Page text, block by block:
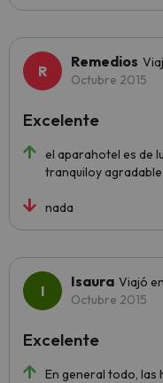
Remedios
Octubre 2015
el aparahotel es de
tranquiloy agradable
nada
Excelente
Isaura Viajó
Octubre 2015
En general todo, las
Excelente